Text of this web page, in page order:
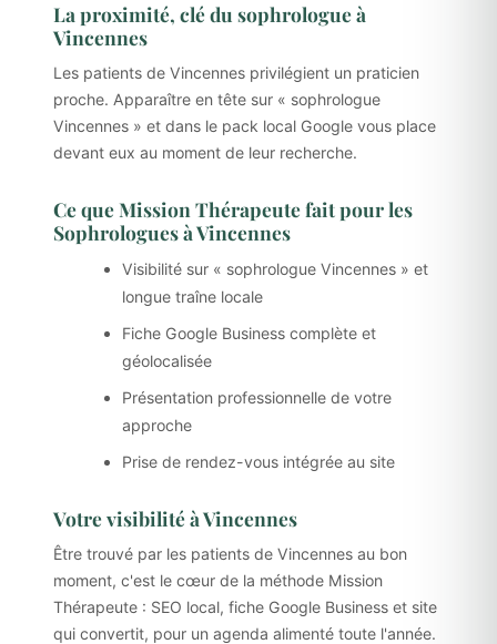
La proximité, clé du sophrologue à
Vincennes
Les patients de Vincennes privilégient un praticien
proche. Apparaître en tête sur « sophrologue
Vincennes » et dans le pack local Google vous place
devant eux au moment de leur recherche.
Ce que Mission Thérapeute fait pour les
Sophrologues à Vincennes
Visibilité sur « sophrologue Vincennes » et
longue traîne locale
Fiche Google Business complète et
géolocalisée
Présentation professionnelle de votre
approche
Prise de rendez-vous intégrée au site
Votre visibilité à Vincennes
Être trouvé par les patients de Vincennes au bon
moment, c'est le cœur de la méthode Mission
Thérapeute : SEO local, fiche Google Business et site
qui convertit, pour un agenda alimenté toute l'année.